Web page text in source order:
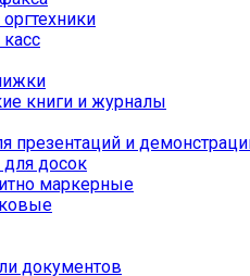
книги и журналы
презентаций и
досок
маркерные
документов